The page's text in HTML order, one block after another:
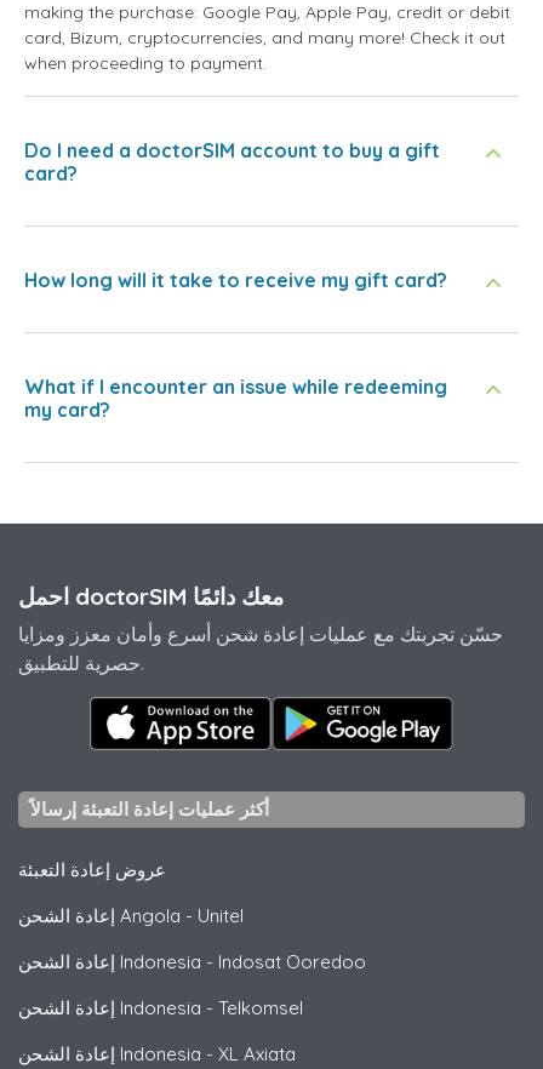
making the purchase: Google Pay, Apple Pay, credit or debit
card, Bizum, cryptocurrencies, and many more! Check it out
when proceeding to payment.
Do I need a doctorSIM account to buy a gift
card?
How long will it take to receive my gift card?
What if I encounter an issue while redeeming
my card?
احمل doctorSIM معك دائمًا
حسّن تجربتك مع عمليات إعادة شحن أسرع وأمان معزز ومزايا
حصرية للتطبيق.
أكثر عمليات إعادة التعبئة إرسالاً
عروض إعادة التعبئة
إعادة الشحن Angola - Unitel
إعادة الشحن Indonesia - Indosat Ooredoo
إعادة الشحن Indonesia - Telkomsel
إعادة الشحن Indonesia - XL Axiata